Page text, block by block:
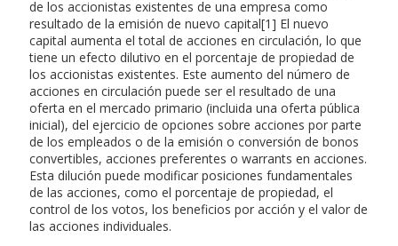
de los accionistas existentes de una empresa como
resultado de la emisión de nuevo capital[1] El nuevo
capital aumenta el total de acciones en circulación, lo que
tiene un efecto dilutivo en el porcentaje de propiedad de
los accionistas existentes. Este aumento del número de
acciones en circulación puede ser el resultado de una
oferta en el mercado primario (incluida una oferta pública
inicial), del ejercicio de opciones sobre acciones por parte
de los empleados o de la emisión o conversión de bonos
convertibles, acciones preferentes o warrants en acciones.
Esta dilución puede modificar posiciones fundamentales
de las acciones, como el porcentaje de propiedad, el
control de los votos, los beneficios por acción y el valor de
las acciones individuales.